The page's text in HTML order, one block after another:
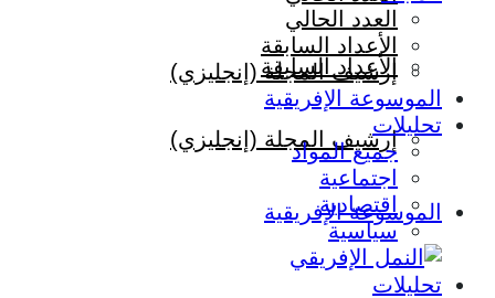
الأعداد السابقة
إرشيف المجلة (إنجليزي)
الموسوعة الإفريقية
تحليلات
العدد الحالي
الأعداد السابقة
إرشيف المجلة (إنجليزي)
الموسوعة الإفريقية
تحليلات
جميع المواد
اجتماعية
اقتصادية
سياسية